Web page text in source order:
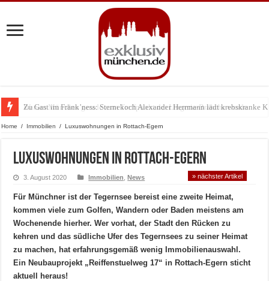
Zu Gast im Fränk’ness: Sternekoch Alexander Herrmann lädt krebskranke
Warum München gerade zum Treffpunkt der Lingerie-Branche wurde
Home / Immobilien / Luxuswohnungen in Rottach-Egern
Luxuswohnungen in Rottach-Egern
3. August 2020 Immobilien ,News » nächster Artikel
Für Münchner ist der Tegernsee bereist eine zweite Heimat,
kommen viele zum Golfen, Wandern oder Baden meistens am
Wochenende hierher. Wer vorhat, der Stadt den Rücken zu
kehren und das südliche Ufer des Tegernsees zu seiner Heimat
zu machen, hat erfahrungsgemäß wenig Immobilienauswahl.
Ein Neubauprojekt „Reiffenstuelweg 17“ in Rottach-Egern sticht
aktuell heraus!